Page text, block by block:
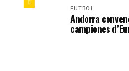
FUTBOL
Andorra
campiones